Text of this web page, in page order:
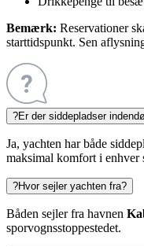
Bemærk: Reservationer
starttidspunkt. Sen
?Er der siddepladser
Ja, yachten har både
maksimal komfort i enhver
?Hvor sejler yachten fra?
Båden sejler fra havnen
sporvognsstoppestedet.